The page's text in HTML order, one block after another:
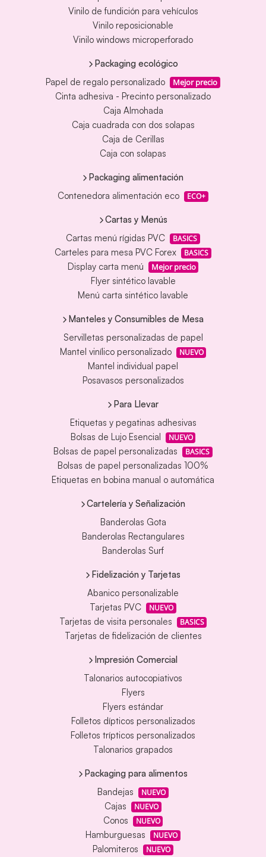
Vinilo de fundición para vehículos
Vinilo reposicionable
Vinilo windows microperforado
Packaging ecológico
Papel de regalo personalizado
Mejor precio
Cinta adhesiva - Precinto personalizado
Caja Almohada
Caja cuadrada con dos solapas
Caja de Cerillas
Caja con solapas
Packaging alimentación
Contenedora alimentación eco
ECO+
Cartas y Menús
Cartas menú rígidas PVC
BASICS
Carteles para mesa PVC Forex BASICS
Display carta menú Mejor precio
Flyer sintético lavable
Menú carta sintético lavable
Manteles y Consumibles de Mesa
Servilletas personalizadas de papel
Mantel vinílico personalizado
NUEVO
Mantel individual papel
Posavasos personalizados
Para Llevar
Etiquetas y pegatinas adhesivas
Bolsas de Lujo Esencial
NUEVO
Bolsas de papel personalizadas BASICS
Bolsas de papel personalizadas 100%
Etiquetas en bobina manual o automática
Cartelería y Señalización
Banderolas Gota
Banderolas Rectangulares
Banderolas Surf
Fidelización y Tarjetas
Abanico personalizable
Tarjetas PVC
NUEVO
Tarjetas de visita personales BASICS
Tarjetas de fidelización de clientes
Impresión Comercial
Talonarios autocopiativos
Flyers
Flyers estándar
Folletos dípticos personalizados
Folletos trípticos personalizados
Talonarios grapados
Packaging para alimentos
Bandejas
NUEVO
Cajas NUEVO
Conos NUEVO
Hamburguesas NUEVO
Palomiteros NUEVO